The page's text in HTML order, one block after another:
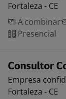
Fortaleza - CE
A combinar
Presencial
Consultor
Empresa
Fortaleza - CE